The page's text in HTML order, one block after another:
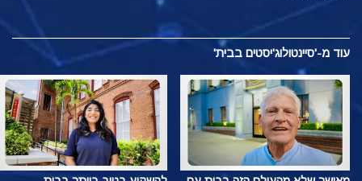
עוד מ-'סיינטולוג'יסטים בבית'